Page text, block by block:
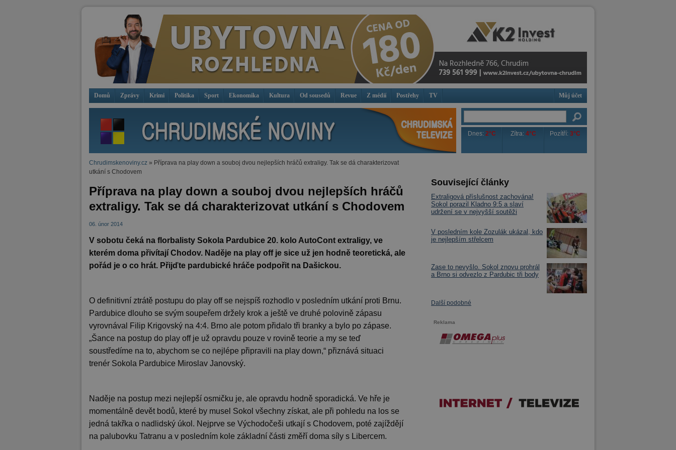
Domů Zprávy Krimi Politika Sport Ekonomika Kultura Od sousedů Revue Z médií Postřehy TV Můj účet
Dnes:2°C Zítra:4°C Pozítří: 3°C
Chrudimskenoviny.cz » Příprava na play down a souboj dvou nejlepších hráčů extraligy. Tak se dá charakterizovat
utkání s Chodovem
Příprava na play down a souboj dvou nejlepších hráčů
extraligy. Tak se dá charakterizovat utkání s Chodovem
06. únor 2014
V sobotu čeká na florbalisty Sokola Pardubice 20. kolo AutoCont extraligy, ve
kterém doma přivítají Chodov. Naděje na play off je sice už jen hodně teoretická, ale
pořád je o co hrát. Přijďte pardubické hráče podpořit na Dašickou.
O definitivní ztrátě postupu do play off se nejspíš rozhodlo v posledním utkání proti Brnu.
Pardubice dlouho se svým soupeřem držely krok a ještě ve druhé polovině zápasu
vyrovnával Filip Krigovský na 4:4. Brno ale potom přidalo tři branky a bylo po zápase.
„Šance na postup do play off je už opravdu pouze v rovině teorie a my se teď
soustředíme na to, abychom se co nejlépe připravili na play down,“ přiznává situaci
trenér Sokola Pardubice Miroslav Janovský.
Naděje na postup mezi nejlepší osmičku je, ale opravdu hodně sporadická. Ve hře je
momentálně devět bodů, které by musel Sokol všechny získat, ale při pohledu na los se
jedná takřka o nadlidský úkol. Nejprve se Východočeši utkají s Chodovem, poté zajíždějí
na palubovku Tatranu a v posledním kole základní části změří doma síly s Libercem.
Související články
Extraligová příslušnost zachována!
Sokol porazil Kladno 9:5 a slaví
udržení se v nejvyšší soutěži
V posledním kole Zozulák ukázal, kdo
je nejlepším střelcem
Zase to nevyšlo. Sokol znovu prohrál
a Brno si odvezlo z Pardubic tři body
Další podobné
Reklama